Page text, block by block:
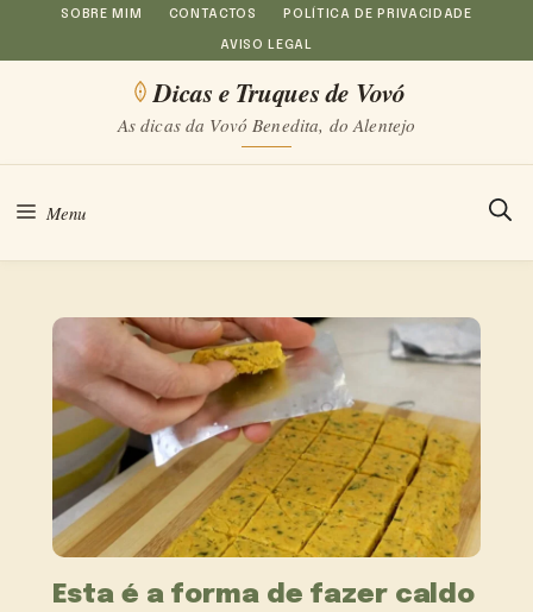
Saltar
para
conteúdo
SOBRE MIM CONTACTOS POLÍTICA DE PRIVACIDADE
AVISO LEGAL
Dicas e Truques de Vovó
As dicas da Vovó Benedita, do Alentejo
Menu
Esta é a forma de fazer caldo